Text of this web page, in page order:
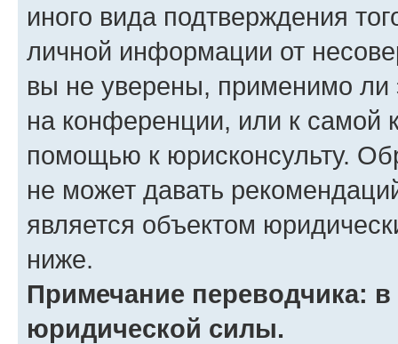
иного вида подтверждения
личной информации от
вы не уверены, применимо ли
на конференции, или к самой
помощью к юрисконсульту.
не может давать
является объектом
ниже.
Примечание переводчика:
юридической силы.